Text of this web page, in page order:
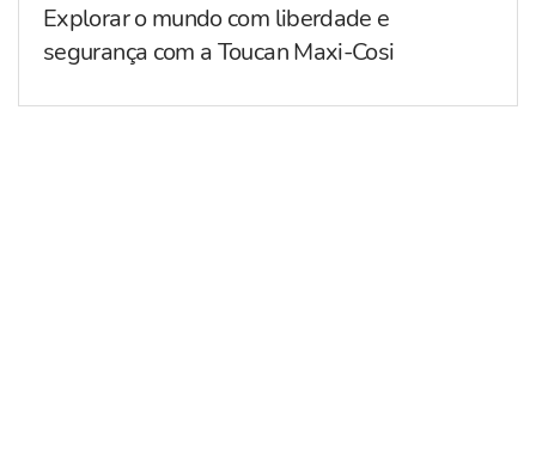
Explorar o mundo com liberdade e
segurança com a Toucan Maxi-Cosi